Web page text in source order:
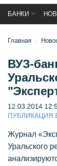
БАНКИ
Главная
ВУЗ-
12.03.2014
ПУБЛИКАЦИЯ
Журнал
Уральского